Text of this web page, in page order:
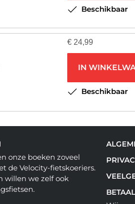
Beschikbaar
€ 24,99
IN
Beschikbaar
onze boeken zoveel
de Velocity-fietskoeriers.
willen we zelf ook